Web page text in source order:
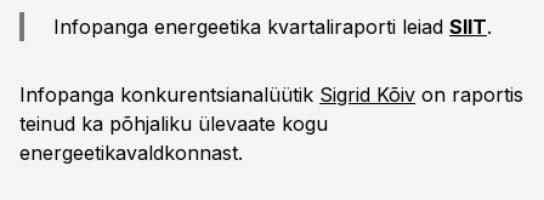
Infopanga energeetika kvartaliraporti leiad SIIT.
Infopanga konkurentsianalüütik Sigrid Kõiv on raportis
teinud ka põhjaliku ülevaate kogu
energeetikavaldkonnast.